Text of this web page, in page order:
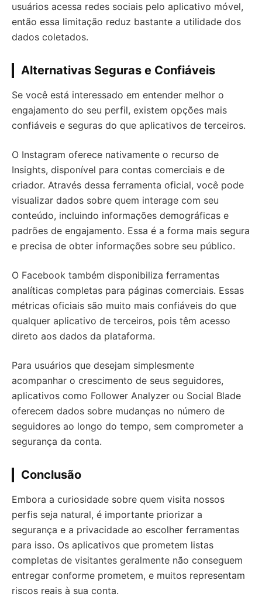
usuários acessa redes sociais pelo aplicativo móvel,
então essa limitação reduz bastante a utilidade dos
dados coletados.
Alternativas Seguras e Confiáveis
Se você está interessado em entender melhor o
engajamento do seu perfil, existem opções mais
confiáveis e seguras do que aplicativos de terceiros.
O Instagram oferece nativamente o recurso de
Insights, disponível para contas comerciais e de
criador. Através dessa ferramenta oficial, você pode
visualizar dados sobre quem interage com seu
conteúdo, incluindo informações demográficas e
padrões de engajamento. Essa é a forma mais segura
e precisa de obter informações sobre seu público.
O Facebook também disponibiliza ferramentas
analíticas completas para páginas comerciais. Essas
métricas oficiais são muito mais confiáveis do que
qualquer aplicativo de terceiros, pois têm acesso
direto aos dados da plataforma.
Para usuários que desejam simplesmente
acompanhar o crescimento de seus seguidores,
aplicativos como Follower Analyzer ou Social Blade
oferecem dados sobre mudanças no número de
seguidores ao longo do tempo, sem comprometer a
segurança da conta.
Conclusão
Embora a curiosidade sobre quem visita nossos
perfis seja natural, é importante priorizar a
segurança e a privacidade ao escolher ferramentas
para isso. Os aplicativos que prometem listas
completas de visitantes geralmente não conseguem
entregar conforme prometem, e muitos representam
riscos reais à sua conta.